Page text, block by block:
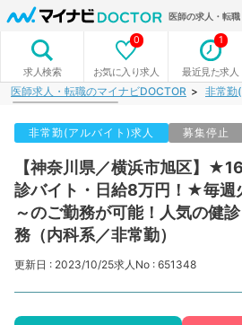
医師の求人・転
求人検索 お気に入り求人
0
最近見た求人
1
医師求人・転職のマイナビDOCTOR 非常勤
非常勤(アルバイト)求人 募集停止
【神奈川県／横浜市旭区】
診バイト・日給8万円！★毎週
～のご勤務が可能！人気の健
務（内科系／非常勤）
更新日 : 2023/10/25求人No : 651348